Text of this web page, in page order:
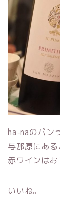
ha-naのパン
与那原にある
赤ワインはお
いいね。